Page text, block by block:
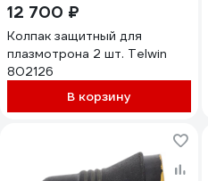
12 700 ₽
Колпак защитный для
плазмотрона 2 шт. Telwin
802126
В корзину